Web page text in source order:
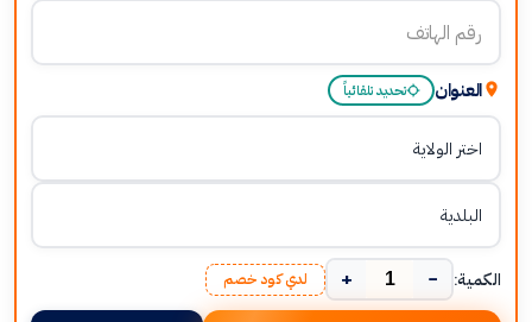
العنوان تحديد تلقائياً
الكمية: −
+ لدي كود خصم